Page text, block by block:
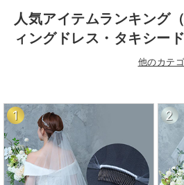
人気アイテムランキング
ィングドレス・タキシード
他のカテ
1 2